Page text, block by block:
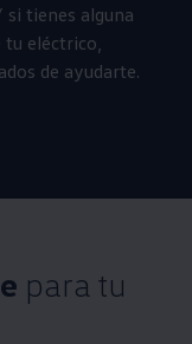
si tienes alguna
eléctrico,
de ayudarte.
para tu